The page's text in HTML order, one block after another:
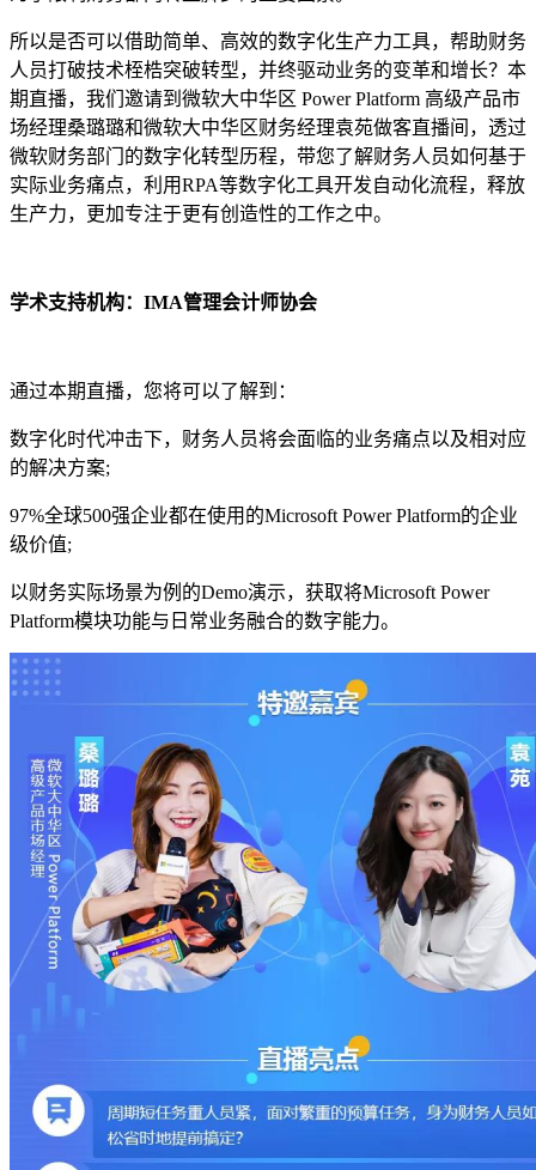
所以是否可以借助简单、高效的数字化生产力工具，帮助财务
人员打破技术桎梏突破转型，并终驱动业务的变革和增长？本
期直播，我们邀请到微软大中华区 Power Platform 高级产品市
场经理桑璐璐和微软大中华区财务经理袁苑做客直播间，透过
微软财务部门的数字化转型历程，带您了解财务人员如何基于
实际业务痛点，利用RPA等数字化工具开发自动化流程，释放
生产力，更加专注于更有创造性的工作之中。
学术支持机构：IMA管理会计师协会
通过本期直播，您将可以了解到：
数字化时代冲击下，财务人员将会面临的业务痛点以及相对应
的解决方案;
97%全球500强企业都在使用的Microsoft Power Platform的企业
级价值;
以财务实际场景为例的Demo演示，获取将Microsoft Power
Platform模块功能与日常业务融合的数字能力。